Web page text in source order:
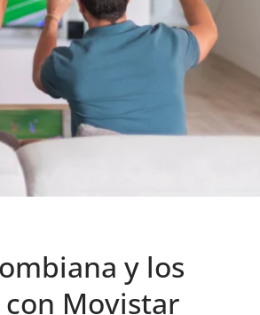
y los
Movistar